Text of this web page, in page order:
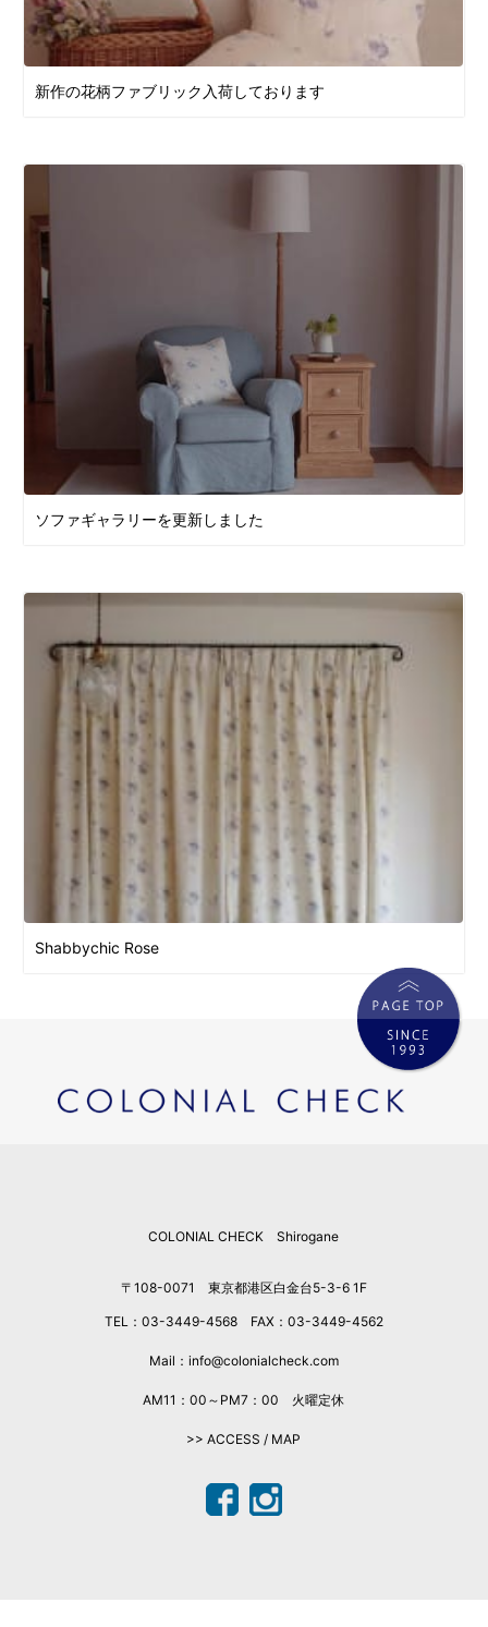
新作の花柄ファブリック入荷しております
ソファギャラリーを更新しました
Shabbychic Rose
COLONIAL CHECK Shirogane
〒108-0071 東京都港区白金台5-3-6 1F
TEL：03-3449-4568 FAX：03-3449-4562
Mail：info@colonialcheck.com
AM11：00～PM7：00 火曜定休
>> ACCESS / MAP